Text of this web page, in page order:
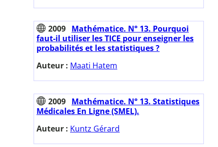
2009 Mathématice. N° 13. Pourquoi
faut-il utiliser les TICE pour enseigner les
probabilités et les statistiques ?
Auteur : Maati Hatem
2009 Mathématice. N° 13. Statistiques
Médicales En Ligne (SMEL).
Auteur : Kuntz Gérard